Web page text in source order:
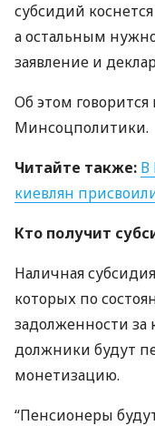
субсидий
а остальным
заявление и
Об этом
Минсоцполитики.
Читайте также: В
киевлян
Кто получит
Наличная
которых по
задолженности за
должники будут
монетизацию.
“Пенсионеры